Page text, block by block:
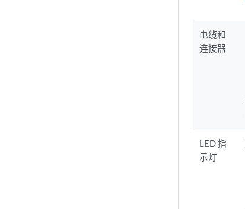
电缆和
连接器
LED 指
示灯